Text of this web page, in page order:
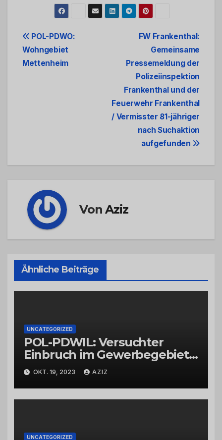
Beitrags-
Navigation
FW Frankenthal:
Gemeinsame
Pressemeldung der
Polizeiinspektion
Frankenthal und der
Feuerwehr Frankenthal
/ Vermisster 81-jähriger
nach Suchaktion
aufgefunden
POL-PDWO:
Wohngebiet
Mettenheim
VonAziz
Ähnliche Beiträge
UNCATEGORIZED
POL-PDWIL: Versuchter
Einbruch im Gewerbegebiet
Wittlich
OKT. 19, 2023 AZIZ
UNCATEGORIZED